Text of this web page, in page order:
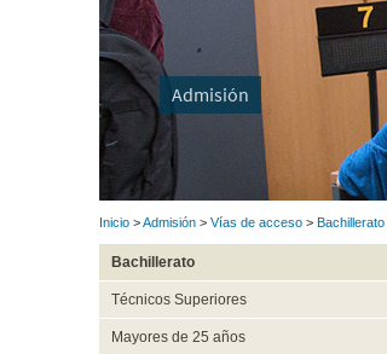
Admisión
Inicio >Admisión > Vías de acceso > Bachillerato
Bachillerato
Técnicos Superiores
Mayores de 25 años